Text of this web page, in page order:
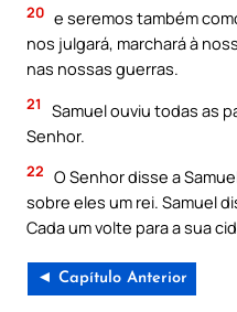
20 e seremos também
nos julgará, marchará à
nas nossas guerras.
21
Samuel ouviu todas as
Senhor.
22 O Senhor disse a
sobre eles um rei. Samuel
Cada um volte para a sua
◄ Capítulo Anterior